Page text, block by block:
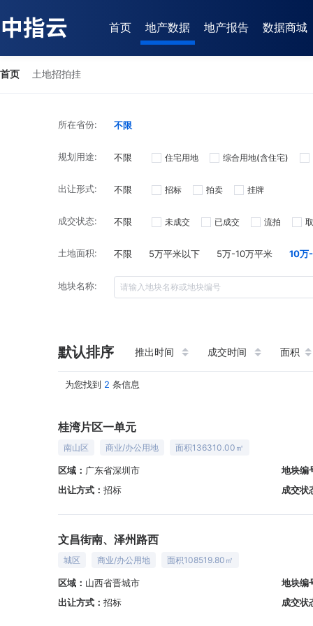
首页 地产数据 地产报告 数据商城
首页 土地招拍挂
所在省份: 不限
规划用途: 不限 住宅用地 综合用地(含住宅)
出让形式: 不限 招标 拍卖 挂牌
成交状态: 不限 未成交 已成交 流拍
土地面积: 不限 5万平米以下 5万-10万平米 10万
地块名称:
默认排序 推出时间 成交时间 面积
为您找到 2 条信息
桂湾片区一单元
南山区 商业/办公用地 面积136310.00㎡
区域： 广东省深圳市
地块编
出让方式： 招标 成交状
文昌街南、泽州路西
城区 商业/办公用地 面积108519.80㎡
区域： 山西省晋城市
地块编
出让方式： 招标 成交状